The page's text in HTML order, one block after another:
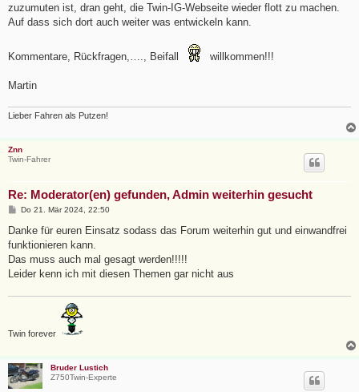
zuzumuten ist, dran geht, die Twin-IG-Webseite wieder flott zu machen.
Auf dass sich dort auch weiter was entwickeln kann.
Kommentare, Rückfragen,…., Beifall willkommen!!!
Martin
Lieber Fahren als Putzen!
Znn
Twin-Fahrer
Re: Moderator(en) gefunden, Admin weiterhin gesucht
B
i
r
a
Do 21. Mär 2024, 22:50
Danke für euren Einsatz sodass das Forum weiterhin gut und einwandfrei
funktionieren kann.
Das muss auch mal gesagt werden!!!!!
Leider kenn ich mit diesen Themen gar nicht aus
Twin forever
Bruder Lustich
Z750Twin-Experte